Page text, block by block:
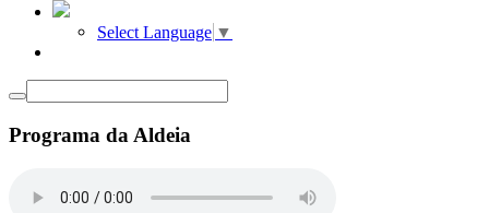
Select Language ▼
Programa da Aldeia